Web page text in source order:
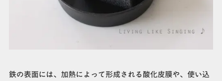
鉄の表面には、加熱によって形成される酸化皮膜や、使い込